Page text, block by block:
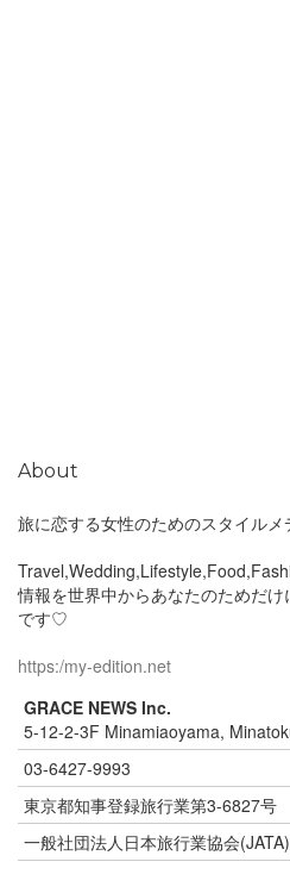
About
旅に恋する女性のためのスタイル
情報を世界中からあなたのためだ
です♡
https:/my-edition.net
GRACE NEWS Inc.
5-12-2-3F Minamiaoyama,
03-6427-9993
東京都知事登録旅行業第3-6827号
一般社団法人日本旅行業協会